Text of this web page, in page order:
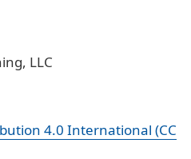
LLC
4.0 International (CC